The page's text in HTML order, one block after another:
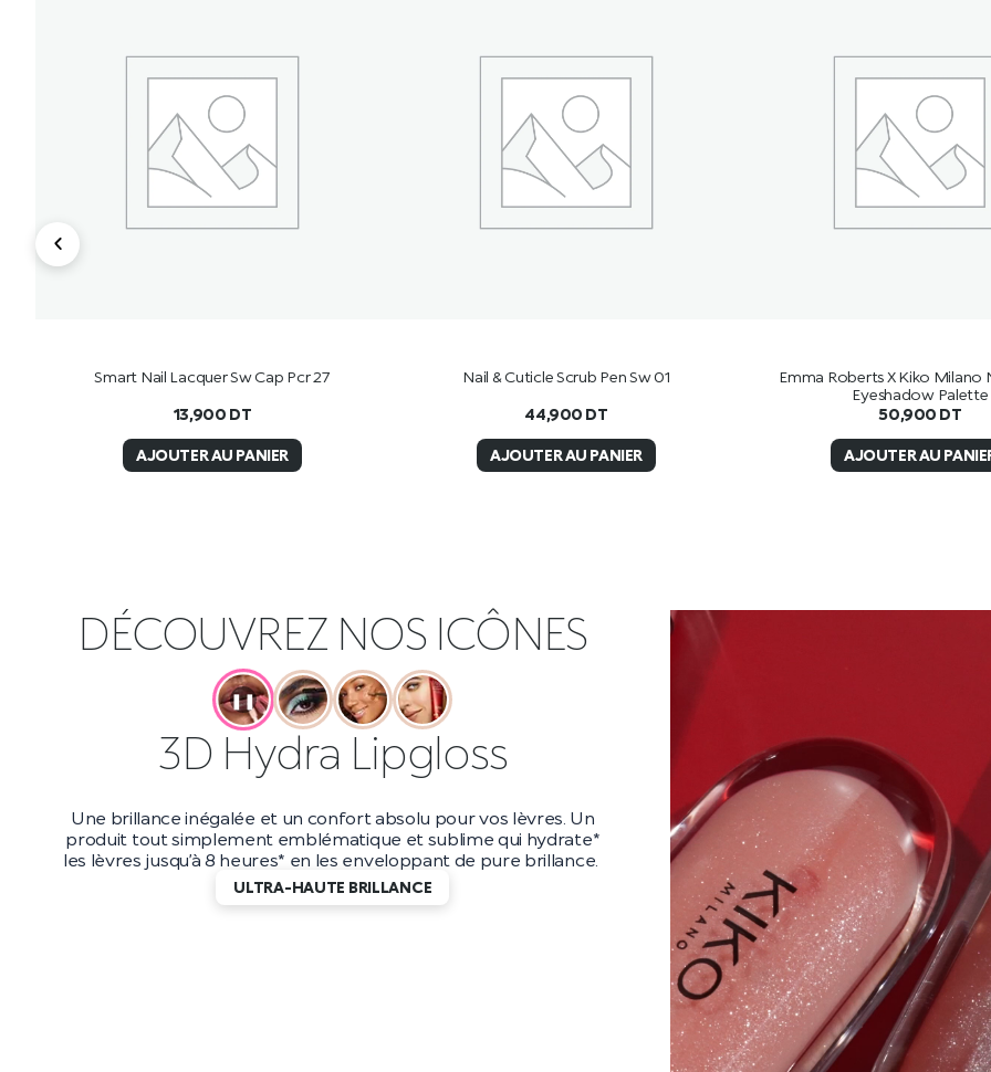
Smart Nail Lacquer Sw Cap Pcr 27
13,900 DT
AJOUTER AU PANIER
Nail & Cuticle Scrub Pen Sw 01
44,900 DT
AJOUTER AU PANIER
Emma Roberts X Kiko Milano
Eyeshadow Palette
50,900 DT
AJOUTER AU
DÉCOUVREZ NOS ICÔNES
❚❚
Maxi Mod Mascara
Boostez votre volume jusqu’à 200 %* avec ce mascara audacieux
et longue tenue. Avec une tenue jusqu’à 10 heures** et un
applicateur petit et précis, vous obtiendrez des cils
incroyablement longs qui durent jusqu’au bout de la nuit.
DES CILS EFFET WOW